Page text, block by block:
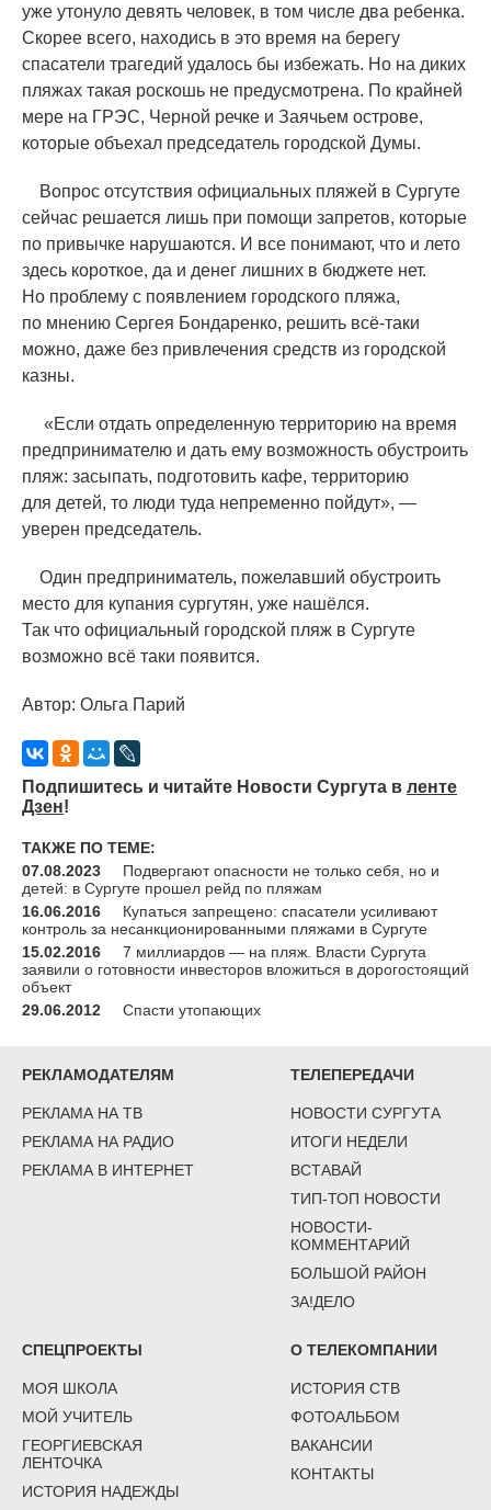
уже утонуло девять человек, в том числе два ребенка.
Скорее всего, находись в это время на берегу
спасатели трагедий удалось бы избежать. Но на диких
пляжах такая роскошь не предусмотрена. По крайней
мере на ГРЭС, Черной речке и Заячьем острове,
которые объехал председатель городской Думы.
Вопрос отсутствия официальных пляжей в Сургуте
сейчас решается лишь при помощи запретов, которые
по привычке нарушаются. И все понимают, что и лето
здесь короткое, да и денег лишних в бюджете нет.
Но проблему с появлением городского пляжа,
по мнению Сергея Бондаренко, решить всё-таки
можно, даже без привлечения средств из городской
казны.
«Если отдать определенную территорию на время
предпринимателю и дать ему возможность обустроить
пляж: засыпать, подготовить кафе, территорию
для детей, то люди туда непременно пойдут», —
уверен председатель.
Один предприниматель, пожелавший обустроить
место для купания сургутян, уже нашёлся.
Так что официальный городской пляж в Сургуте
возможно всё таки появится.
Автор: Ольга Парий
Подпишитесь и читайте Новости Сургута в ленте
Дзен!
ТАКЖЕ ПО ТЕМЕ:
07.08.2023
Подвергают опасности не только себя, но и
детей: в Сургуте прошел рейд по пляжам
16.06.2016
Купаться запрещено: спасатели усиливают
контроль за несанкционированными пляжами в Сургуте
15.02.2016
7 миллиардов — на пляж. Власти Сургута
заявили о готовности инвесторов вложиться в дорогостоящий
объект
29.06.2012
Спасти утопающих
РЕКЛАМОДАТЕЛЯМ
РЕКЛАМА НА ТВ
РЕКЛАМА НА РАДИО
РЕКЛАМА В ИНТЕРНЕТ
ТЕЛЕПЕРЕДАЧИ
НОВОСТИ СУРГУТА
ИТОГИ НЕДЕЛИ
ВСТАВАЙ
ТИП-ТОП НОВОСТИ
НОВОСТИ-
КОММЕНТАРИЙ
БОЛЬШОЙ РАЙОН
ЗА!ДЕЛО
СПЕЦПРОЕКТЫ
МОЯ ШКОЛА
МОЙ УЧИТЕЛЬ
ГЕОРГИЕВСКАЯ
ЛЕНТОЧКА
ИСТОРИЯ НАДЕЖДЫ
О ТЕЛЕКОМПАНИИ
ИСТОРИЯ СТВ
ФОТОАЛЬБОМ
ВАКАНСИИ
КОНТАКТЫ